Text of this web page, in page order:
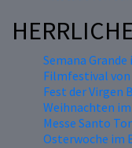
Semana
Filmfestival von
Fest der Virgen
Weihnachten
Messe Santo
Osterwoche im